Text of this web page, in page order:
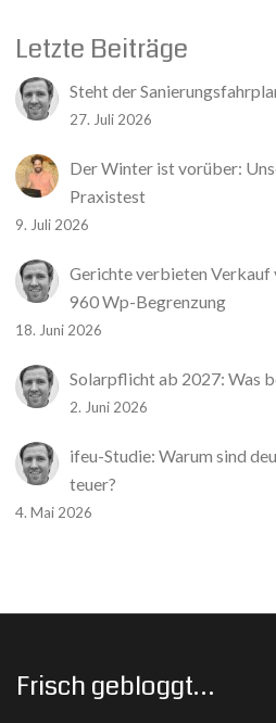
Letzte Beiträge
Steht der
27. Juli 2026
Der Winter ist vorüber:
Praxistest
9. Juli 2026
Gerichte verbieten Verkauf
960 Wp-Begrenzung
18. Juni 2026
Solarpflicht ab 2027: Was
2. Juni 2026
ifeu-Studie: Warum sind
teuer?
4. Mai 2026
Frisch gebloggt…